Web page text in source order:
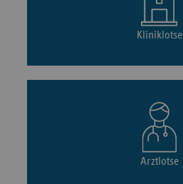
Kliniklotse
Arztlotse